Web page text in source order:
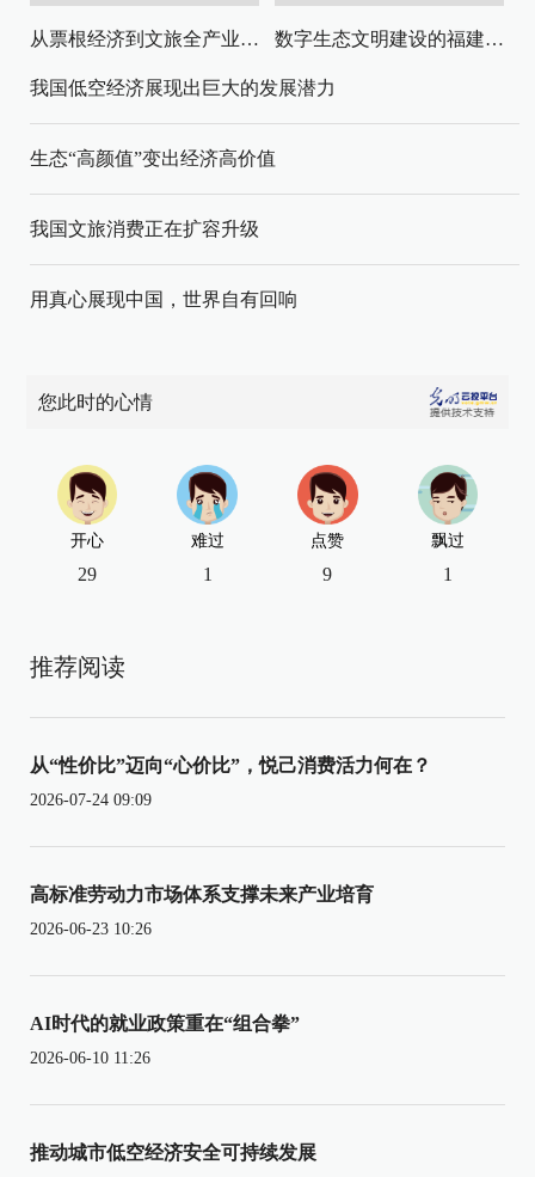
从票根经济到文旅全产业链升级 数字生态文明建设的福建路径与启示
我国低空经济展现出巨大的发展潜力
生态“高颜值”变出经济高价值
我国文旅消费正在扩容升级
用真心展现中国，世界自有回响
您此时的心情
开心
29
难过
1
点赞
9
飘过
1
推荐阅读
从“性价比”迈向“心价比”，悦己消费活力何在？
2026-07-24 09:09
高标准劳动力市场体系支撑未来产业培育
2026-06-23 10:26
AI时代的就业政策重在“组合拳”
2026-06-10 11:26
推动城市低空经济安全可持续发展